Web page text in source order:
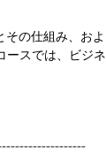
の仕組み、およ
ースでは、ビジネ